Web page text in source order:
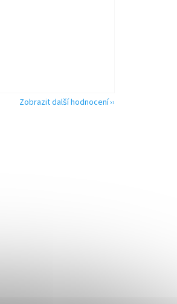
z 5 hvězdiček.
Zobrazit další hodnocení